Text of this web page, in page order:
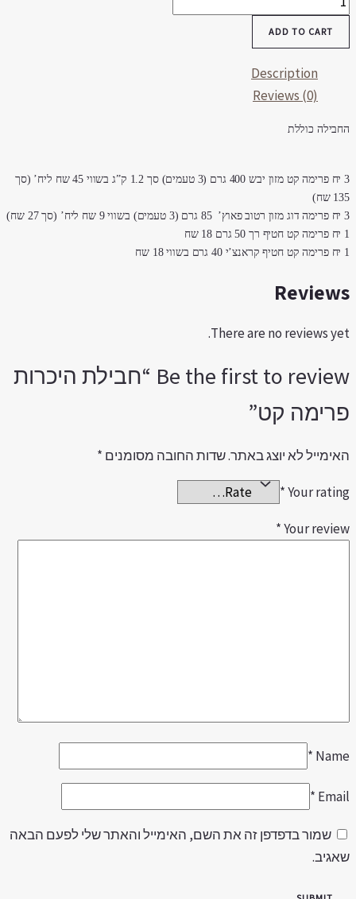
ADD TO CART
Description
Reviews (0)
כוללת
3 יח פרימה קט מזון יבש 400 גרם (3 טעמים) סך 1.2 ק”ג בשווי 45 שח ליח’ (סך
שח)
There are no reviews
Be the first to review “חבילת היכרות
קט”
לא יוצג באתר.שדות החובה מסומנים*
Your
*
Your
*
*
*
שמור בדפדפן זה את השם, האימייל והאתר שלי לפעם הבאה